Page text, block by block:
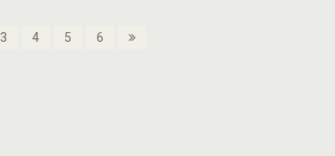
3 4 5 6